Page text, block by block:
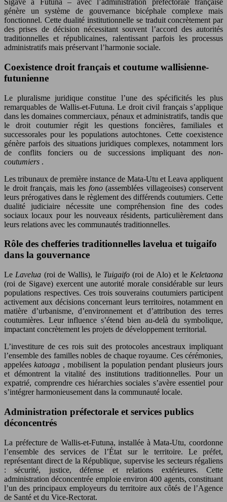
Sigave à Futuna – avec l’administration préfectorale française
génère un système de gouvernance bicéphale complexe mais
fonctionnel. Cette dualité institutionnelle se traduit concrètement par
des prises de décision nécessitant souvent l’accord des autorités
traditionnelles et républicaines, ralentissant parfois les processus
administratifs mais préservant l’harmonie sociale.
Coexistence droit français et coutume wallisienne-
futunienne
Le pluralisme juridique constitue l’une des spécificités les plus
remarquables de Wallis-et-Futuna. Le droit civil français s’applique
dans les domaines commerciaux, pénaux et administratifs, tandis que
le droit coutumier régit les questions foncières, familiales et
successorales pour les populations autochtones. Cette coexistence
génère parfois des situations juridiques complexes, notamment lors
de conflits fonciers ou de successions impliquant des non-
coutumiers .
Les tribunaux de première instance de Mata-Utu et Leava appliquent
le droit français, mais les fono (assemblées villageoises) conservent
leurs prérogatives dans le règlement des différends coutumiers. Cette
dualité judiciaire nécessite une compréhension fine des codes
sociaux locaux pour les nouveaux résidents, particulièrement dans
leurs relations avec les communautés traditionnelles.
Rôle des chefferies traditionnelles lavelua et tuigaifo
dans la gouvernance
Le Lavelua (roi de Wallis), le Tuigaifo(roi de Alo) et le Keletaona
(roi de Sigave) exercent une autorité morale considérable sur leurs
populations respectives. Ces trois souverains coutumiers participent
activement aux décisions concernant leurs territoires, notamment en
matière d’urbanisme, d’environnement et d’attribution des terres
coutumières. Leur influence s’étend bien au-delà du symbolique,
impactant concrètement les projets de développement territorial.
L’investiture de ces rois suit des protocoles ancestraux impliquant
l’ensemble des familles nobles de chaque royaume. Ces cérémonies,
appeléeskatoaga , mobilisent la population pendant plusieurs jours
et démontrent la vitalité des institutions traditionnelles. Pour un
expatrié, comprendre ces hiérarchies sociales s’avère essentiel pour
s’intégrer harmonieusement dans la communauté locale.
Administration préfectorale et services publics
déconcentrés
La préfecture de Wallis-et-Futuna, installée à Mata-Utu, coordonne
l’ensemble des services de l’État sur le territoire. Le préfet,
représentant direct de la République, supervise les secteurs régaliens
: sécurité, justice, défense et relations extérieures. Cette
administration déconcentrée emploie environ 400 agents, constituant
l’un des principaux employeurs du territoire aux côtés de l’Agence
de Santé et du Vice-Rectorat.